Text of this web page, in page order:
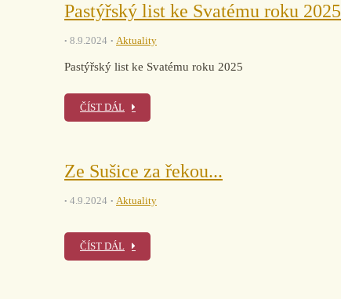
Pastýřský list ke Svatému roku 2025
8.9.2024 Aktuality
Pastýřský list ke Svatému roku 2025
ČÍST DÁL
Ze Sušice za řekou...
4.9.2024 Aktuality
ČÍST DÁL